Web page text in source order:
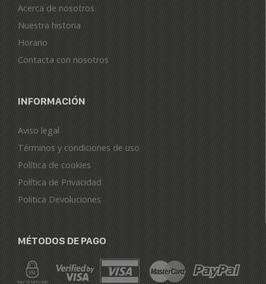
Acerca de nosotros
Nuestra historia
Horario
Contacta con nosotros
INFORMACIÓN
Aviso legal
Términos y condiciones de uso
Política de cookies
Política de Privacidad
Politica Devoluciones
MÉTODOS DE PAGO